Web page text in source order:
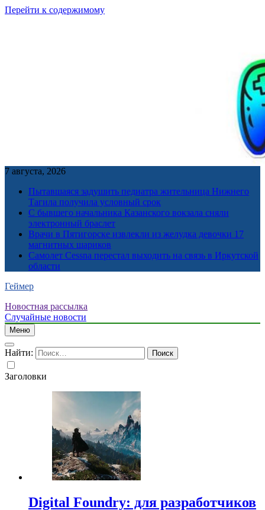
Перейти к содержимому
7 августа, 2026
Пытавшаяся задушить педиатра жительница Нижнего
Тагила получила условный срок
С бывшего начальника Казанского вокзала сняли
электронный браслет
Врачи в Пятигорске извлекли из желудка девочки 17
магнитных шариков
Самолет Cessna перестал выходить на связь в Иркутской
области
Геймер
Новостная рассылка
Случайные новости
Меню
Найти:
Заголовки
Digital Foundry: для разработчиков